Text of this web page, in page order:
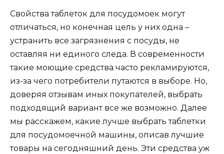
Свойства таблеток для посудомоек могут
отличаться, но конечная цель у них одна –
устранить все загрязнения с посуды, не
оставляя ни единого следа. В современности
такие моющие средства часто рекламируются,
из-за чего потребители путаются в выборе. Но,
доверяя отзывам иных покупателей, выбрать
подходящий вариант все же возможно. Далее
мы расскажем, какие лучше выбрать таблетки
для посудомоечной машины, описав лучшие
товары на сегодняшний день. Эти средства уж